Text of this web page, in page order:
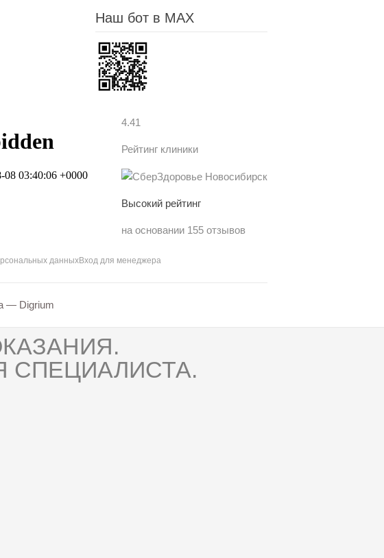
Наш бот в MAX
4.41
Рейтинг клиники
Высокий рейтинг
на основании 155 отзывов
данныхВход для менеджера
— Digrium
СПЕЦИАЛИСТА.